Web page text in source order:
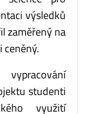
výsledků
zaměřený na
ceněný.
studenti
využití